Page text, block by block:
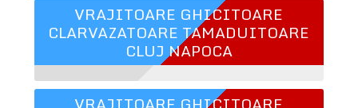
VRAJITOARE GHICITOARE
CLARVAZATOARE TAMADUITOARE
CLUJ NAPOCA